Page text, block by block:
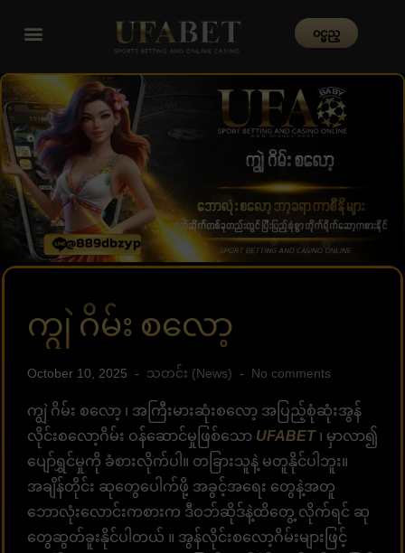
၀င္မည္
ကျွဲ ဂိမ်း စလော့
October 10, 2025 သတင်း (News) No comments
ကျွဲ ဂိမ်း စလော့ ၊ အကြီးမားဆုံးစလော့ အပြည့်စုံဆုံးအွန်
လိုင်းစလော့ဂိမ်း ဝန်ဆောင်မှုဖြစ်သော UFABET၊ မှာလာ၍
ပျော်ရွှင်မှုကို ခံစားလိုက်ပါ။ တခြားသူနဲ့ မတူနိုင်ပါဘူး။
အချိန်တိုင်း ဆုတွေပေါက်ဖို့ အခွင့်အရေး တွေနဲ့အတူ
ဘောလုံးလောင်းကစားက ဒီဝဘ်ဆိုဒ်နဲ့ထိတွေ့ လိုက်ရင် ဆု
တွေဆွတ်ခူးနိုင်ပါတယ် ။ အွန်လိုင်းစလော့ဂိမ်းများဖြင့်